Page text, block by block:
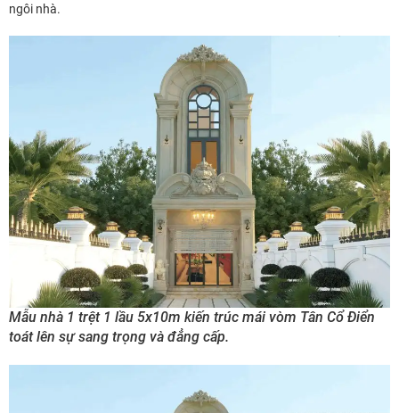
ngôi nhà.
Mẫu nhà 1 trệt 1 lầu 5x10m kiến trúc mái vòm Tân Cổ Điển
toát lên sự sang trọng và đẳng cấp.